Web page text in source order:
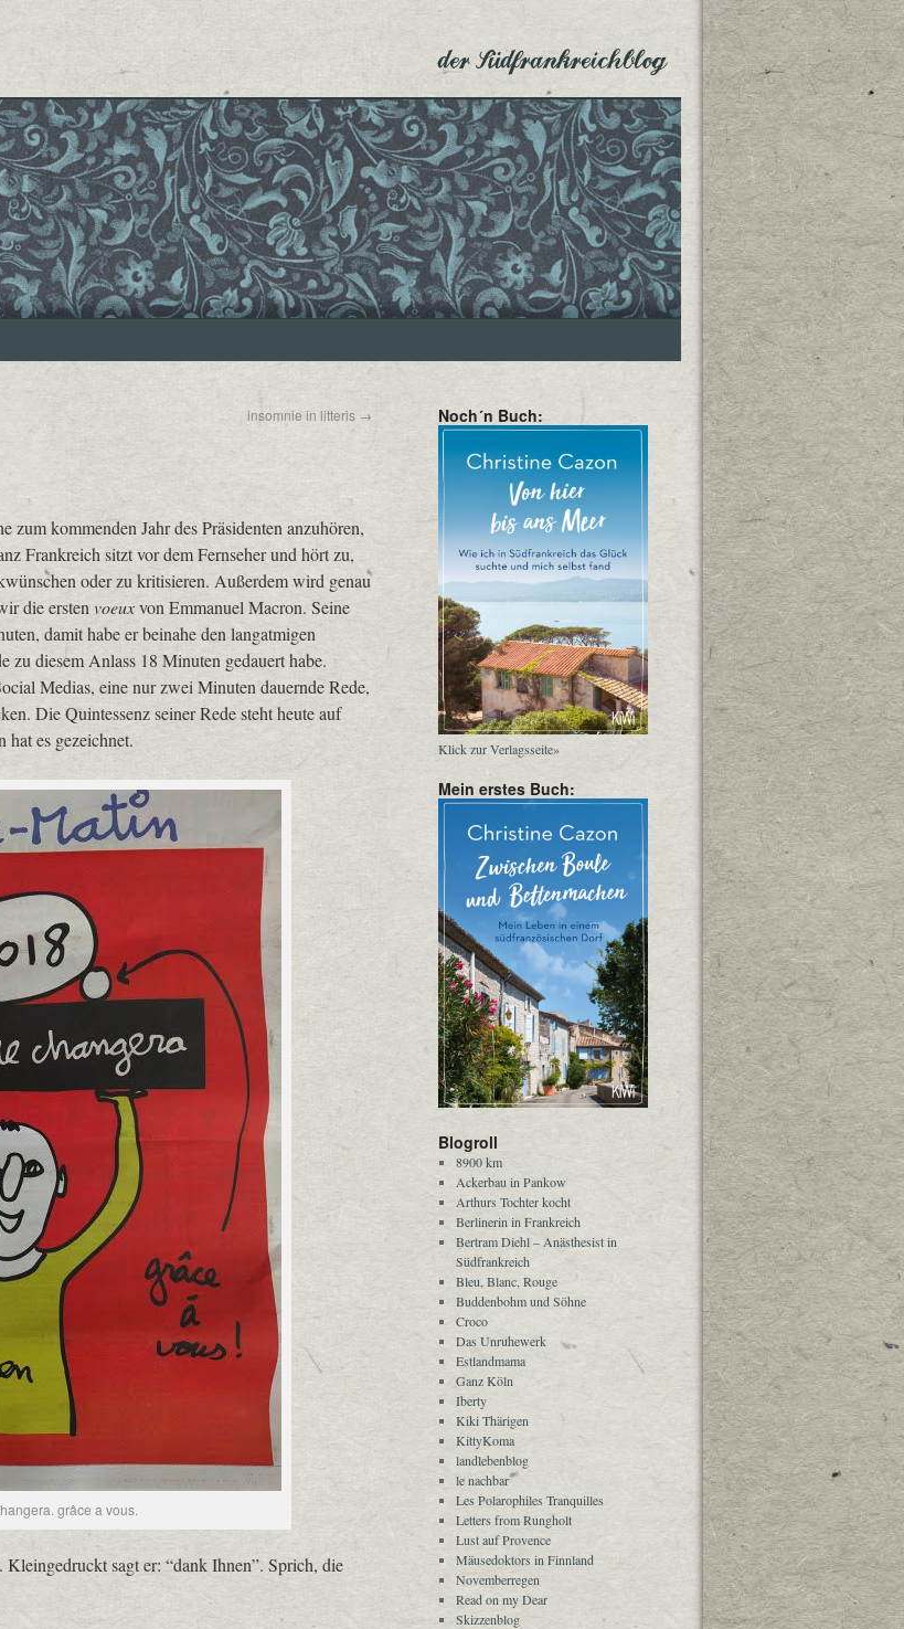
der Südfrankreichblog
insomnie in litteris →
zum kommenden Jahr des Präsidenten anzuhören,
Frankreich sitzt vor dem Fernseher und hört zu,
oder zu kritisieren. Außerdem wird genau
die ersten voeuxvon Emmanuel Macron. Seine
damit habe er beinahe den langatmigen
zu diesem Anlass 18 Minuten gedauert habe.
Medias, eine nur zwei Minuten dauernde Rede,
Die Quintessenz seiner Rede steht heute auf
es gezeichnet.
grâce a vous.
sagt er: “dank Ihnen”. Sprich, die
Noch´n Buch:
Klick zur Verlagsseite»
Mein erstes Buch:
Blogroll
8900 km
Ackerbau in Pankow
Arthurs Tochter kocht
Berlinerin in Frankreich
Bertram Diehl – Anästhesist in
Südfrankreich
Bleu, Blanc, Rouge
Buddenbohm und Söhne
Croco
Das Unruhewerk
Estlandmama
Ganz Köln
Iberty
Kiki Thärigen
KittyKoma
landlebenblog
le nachbar
Les Polarophiles Tranquilles
Letters from Rungholt
Lust auf Provence
Mäusedoktors in Finnland
Novemberregen
Read on my Dear
Skizzenblog